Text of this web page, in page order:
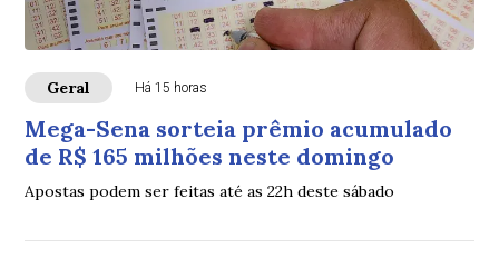
Geral Há 15 horas
Mega-Sena sorteia prêmio acumulado
de R$ 165 milhões neste domingo
Apostas podem ser feitas até as 22h deste sábado